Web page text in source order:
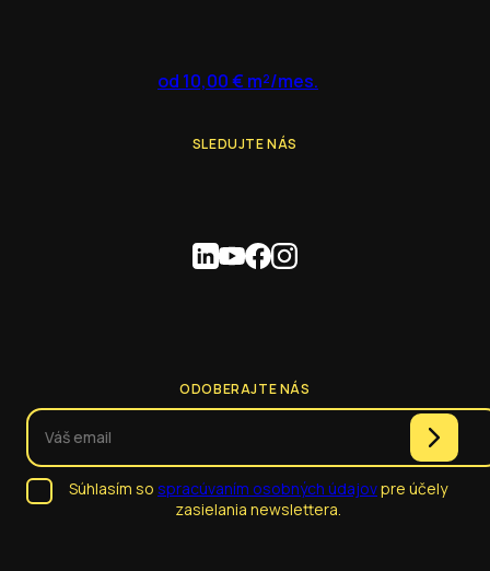
od 10,00 € m²/mes.
SLEDUJTE NÁS
ODOBERAJTE NÁS
Súhlasím so spracúvaním osobných údajovpre účely
zasielania newslettera.